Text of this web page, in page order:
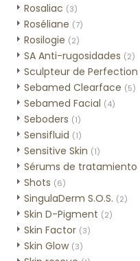
Rosaliac (3)
Roséliane (7)
Rosilogie (2)
SA Anti-rugosidades (2)
Sculpteur de Perfection
Sebamed Clearface (5)
Sebamed Facial (4)
Seboders (1)
Sensifluid (1)
Sensitive Skin (1)
Sérums de tratamiento
Shots (6)
SingulaDerm S.O.S. (2)
Skin D-Pigment (2)
Skin Factor (3)
Skin Glow (3)